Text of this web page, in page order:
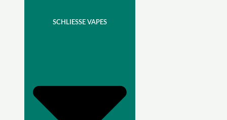
SCHLIESSE VAPES